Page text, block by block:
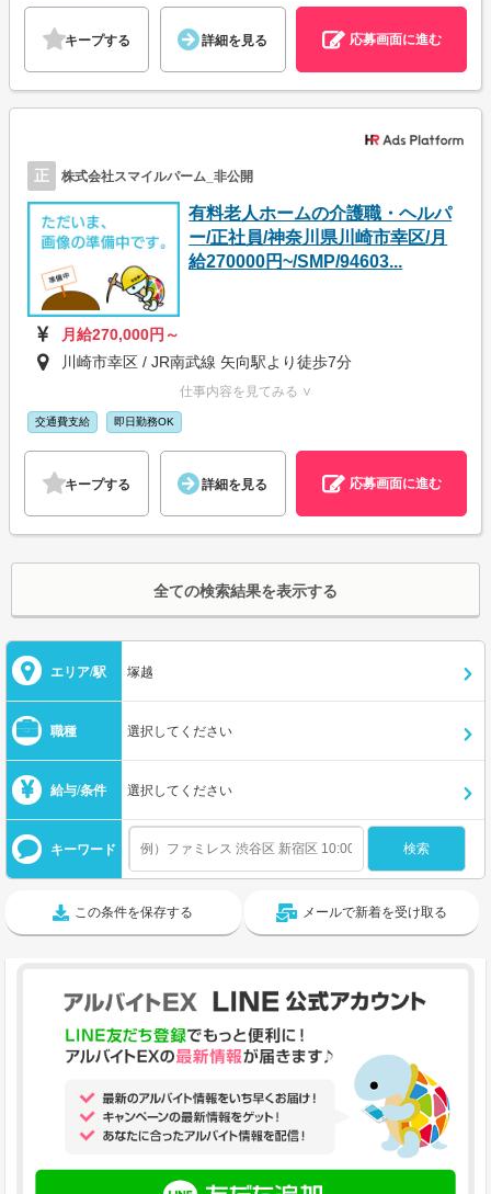
キープする 詳細を見る 応募画面に進む
正 株式会社スマイルパーム_非公開
有料老人ホームの介護職・ヘルパ
ー/正社員/神奈川県川崎市幸区/月
給270000円~/SMP/94603...
月給270,000円～
川崎市幸区 / JR南武線 矢向駅より徒歩7分
仕事内容を見てみる ∨
交通費支給 即日勤務OK
キープする 詳細を見る 応募画面に進む
全ての検索結果を表示する
エリア/駅 塚越
職種 選択してください
給与/条件 選択してください
キーワード
この条件を保存する メールで新着を受け取る